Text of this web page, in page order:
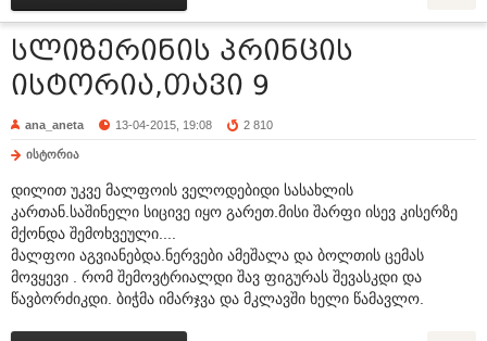
სლიზერინის პრინცის
ისტორია,თავი 9
ana_aneta 13-04-2015, 19:08 2 810
ისტორია
დილით უკვე მალფოის ველოდებიდი სასახლის
კართან.საშინელი სიცივე იყო გარეთ.მისი შარფი ისევ კისერზე
მქონდა შემოხვეული....
მალფოი აგვიანებდა.ნერვები ამეშალა და ბოლთის ცემას
მოვყევი . რომ შემოვტრიალდი შავ ფიგურას შევასკდი და
წავბორძიკდი. ბიჭმა იმარჯვა და მკლავში ხელი წამავლო.